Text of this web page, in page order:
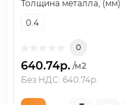
Толщина металла, (мм)
0.4
0
640.74р. /м2
Без НДС: 640.74р.